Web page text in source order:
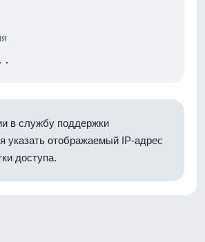
в службу поддержки
указать отображаемый IP-адрес
доступа.